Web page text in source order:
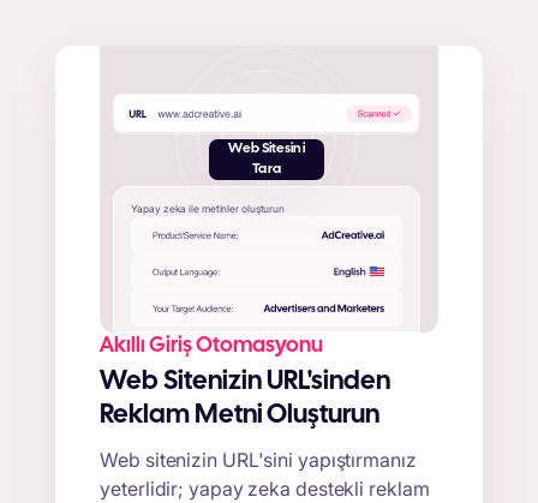
Web Sitesini
Tara
Yapay zeka ile metinler oluşturun
Akıllı Giriş Otomasyonu
Web Sitenizin URL'sinden
Reklam Metni Oluşturun
Web sitenizin URL'sini yapıştırmanız
yeterlidir; yapay zeka destekli reklam